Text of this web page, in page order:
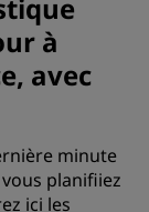
à
avec
minute
planifiiez
ici les